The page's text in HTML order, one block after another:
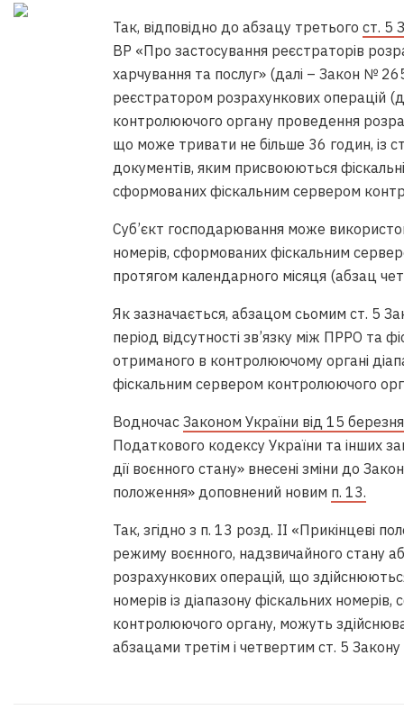
Так, відповідно до абзацу третього ст. 5
ВР «Про застосування реєстраторів
харчування та послуг» (далі – Закон №
реєстратором розрахункових операцій
контролюючого органу проведення
що може тривати не більше 36 годин, із
документів, яким присвоюються
сформованих фіскальним сервером
Суб’єкт господарювання може
номерів, сформованих фіскальним
протягом календарного місяця (абзац
Як зазначається, абзацом сьомим ст. 5
період відсутності зв’язку між ПРРО та
отриманого в контролюючому органі
фіскальним сервером контролюючого
Водночас Законом України від 15
Податкового кодексу України та інших
дії воєнного стану» внесені зміни до
положення» доповнений новим п. 13.
Так, згідно з п. 13 розд. ІІ «Прикінцеві
режиму воєнного, надзвичайного стану
розрахункових операцій, що
номерів із діапазону фіскальних
контролюючого органу, можуть
абзацами третім і четвертим ст. 5